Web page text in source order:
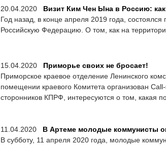
20.04.2020 Визит Ким Чен Ына в Россию:
Год назад, в конце апреля 2019 года,
Российскую Федерацию. О том, как на
15.04.2020 Приморье своих не бросает!
Приморское краевое отделение Ленинского
помещении краевого Комитета организован
сторонников КПРФ, интересуются о том, какая
11.04.2020 В Артеме молодые коммунисты
В субботу, 11 апреля 2020 года, молодые